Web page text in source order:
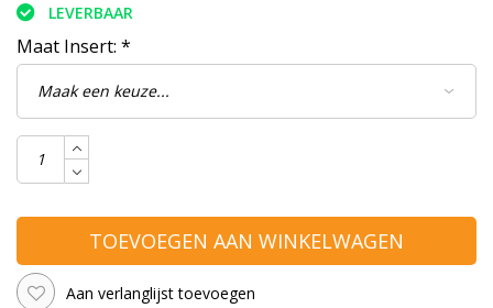
LEVERBAAR
Maat Insert: *
TOEVOEGEN AAN WINKELWAGEN
Aan verlanglijst toevoegen